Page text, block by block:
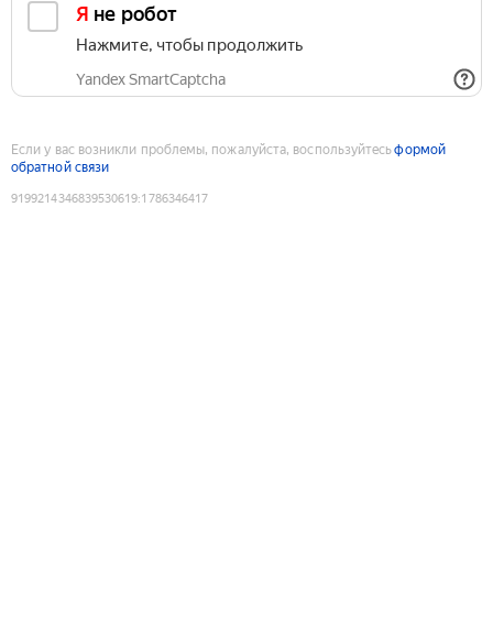
Я не робот
Нажмите, чтобы продолжить
Yandex SmartCaptcha
Если у вас возникли проблемы, пожалуйста, воспользуйтесьформой
обратной связи
9199214346839530619:1786346417